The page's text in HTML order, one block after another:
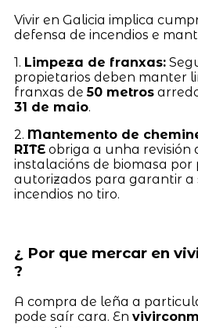
Vivir en Galicia implica
defensa de incendios e
1. Limpeza de franxas:
propietarios deben manter
franxas de50 metros
31 de maio.
2. Mantemento de
RITEobriga a unha revisión
instalacións de biomasa por
autorizados para garantir a
incendios no tiro.
¿ Por que mercar en
?
A compra de leña a
pode saír cara. En